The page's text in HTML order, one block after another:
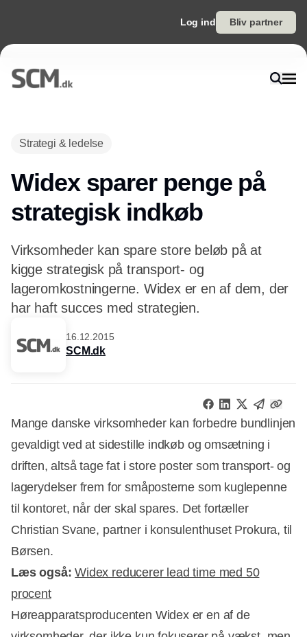
Log ind Bliv partner
Strategi & ledelse
Widex sparer penge på
strategisk indkøb
Virksomheder kan spare store beløb på at
kigge strategisk på transport- og
lageromkostningerne. Widex er en af dem, der
har haft succes med strategien.
16.12.2015
SCM.dk
Mange danske virksomheder kan forbedre bundlinjen
gevaldigt ved at sidestille indkøb og omsætning i
driften, altså tage fat i store poster som transport- og
lagerydelser frem for småposterne som kuglepenne
til kontoret, når der skal spares. Det fortæller
Christian Svane, partner i konsulenthuset Prokura, til
Børsen.
Læs også:Widex reducerer lead time med 50
procent
Høreapparatsproducenten Widex er en af de